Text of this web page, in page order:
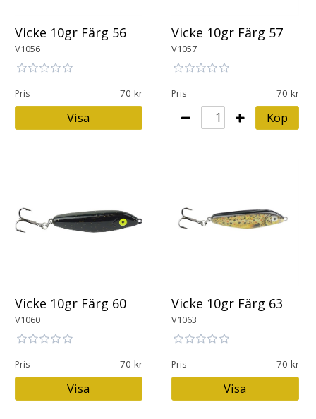
Vicke 10gr Färg 56
V1056
Pris 70
Visa
Vicke 10gr Färg 57
V1057
Pris 70
Köp
Vicke 10gr Färg 60
V1060
Pris 70
Visa
Vicke 10gr Färg 63
V1063
Pris 70
Visa